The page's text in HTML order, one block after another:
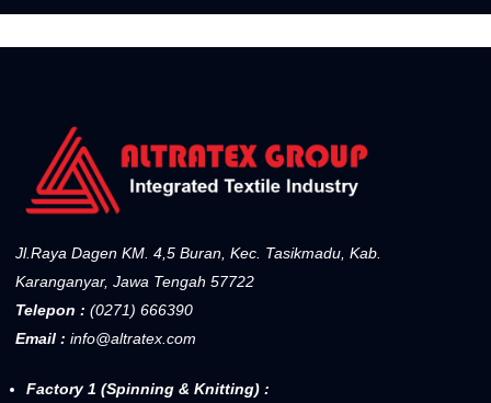
Jl.Raya Dagen KM. 4,5 Buran, Kec. Tasikmadu, Kab.
Karanganyar, Jawa Tengah 57722
Telepon : (0271) 666390
Email : info@altratex.com
Factory 1 (Spinning & Knitting) :